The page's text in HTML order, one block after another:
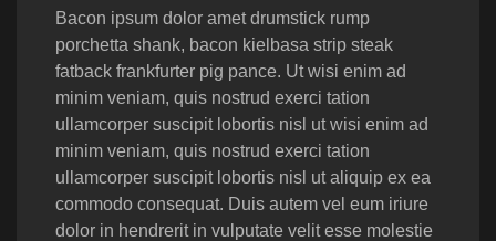
Bacon ipsum dolor amet drumstick rump
porchetta shank, bacon kielbasa strip steak
fatback frankfurter pig pance. Ut wisi enim ad
minim veniam, quis nostrud exerci tation
ullamcorper suscipit lobortis nisl ut wisi enim ad
minim veniam, quis nostrud exerci tation
ullamcorper suscipit lobortis nisl ut aliquip ex ea
commodo consequat. Duis autem vel eum iriure
dolor in hendrerit in vulputate velit esse molestie